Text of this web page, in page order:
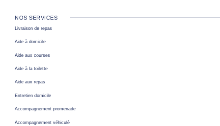
NOS SERVICES
Livraison de repas
Aide à domicile
Aide aux courses
Aide à la toilette
Aide aux repas
Entretien domicile
Accompagnement promenade
Accompagnement véhiculé